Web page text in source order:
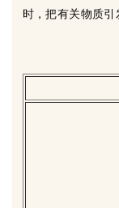
时，把有关物质引